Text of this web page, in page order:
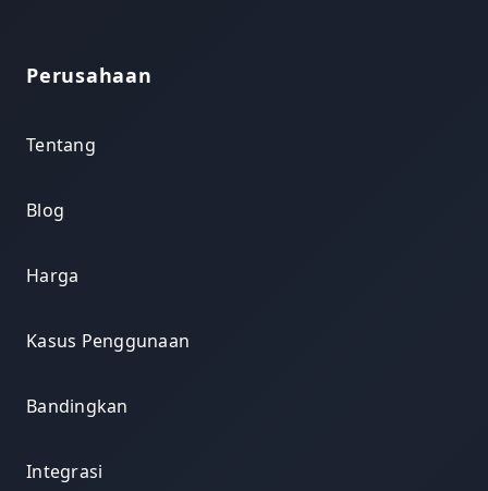
Perusahaan
Tentang
Blog
Harga
Kasus Penggunaan
Bandingkan
Integrasi